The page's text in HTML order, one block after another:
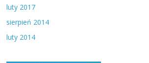
luty 2017
sierpień 2014
luty 2014